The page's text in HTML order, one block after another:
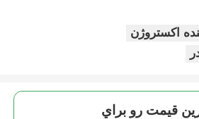
اکستروژن
قيمت رو براي